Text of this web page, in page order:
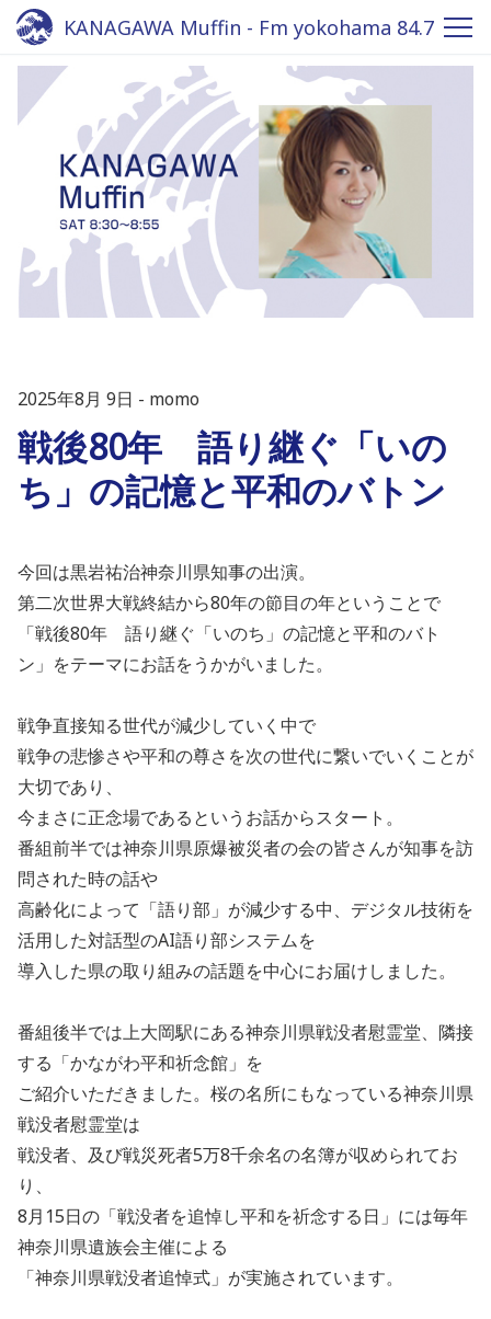
KANAGAWA Muffin - Fm yokohama 84.7
2025年8月 9日 momo
戦後80年 語り継ぐ「いの
ち」の記憶と平和のバトン
今回は黒岩祐治神奈川県知事の出演。
第二次世界大戦終結から80年の節目の年ということで
「戦後80年 語り継ぐ「いのち」の記憶と平和のバト
ン」をテーマにお話をうかがいました。
戦争直接知る世代が減少していく中で
戦争の悲惨さや平和の尊さを次の世代に繋いでいくことが
大切であり、
今まさに正念場であるというお話からスタート。
番組前半では神奈川県原爆被災者の会の皆さんが知事を訪
問された時の話や
高齢化によって「語り部」が減少する中、デジタル技術を
活用した対話型のAI語り部システムを
導入した県の取り組みの話題を中心にお届けしました。
番組後半では上大岡駅にある神奈川県戦没者慰霊堂、隣接
する「かながわ平和祈念館」を
ご紹介いただきました。桜の名所にもなっている神奈川県
戦没者慰霊堂は
戦没者、及び戦災死者5万8千余名の名簿が収められてお
り、
8月15日の「戦没者を追悼し平和を祈念する日」には毎年
神奈川県遺族会主催による
「神奈川県戦没者追悼式」が実施されています。